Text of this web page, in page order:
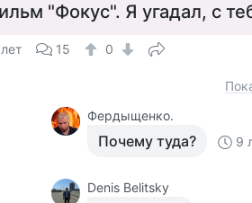
"Фокус". Я угадал, с
15 0
Фердыщенко.
Почему туда? 9
Denis Belitsky